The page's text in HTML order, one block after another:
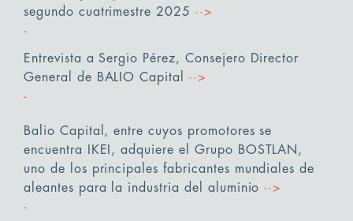
segundo cuatrimestre 2025 ··>
Entrevista a Sergio Pérez, Consejero Director
General de BALIO Capital
··>
Balio Capital, entre cuyos promotores se
encuentra IKEI, adquiere el Grupo BOSTLAN,
uno de los principales fabricantes mundiales de
aleantes para la industria del aluminio ··>